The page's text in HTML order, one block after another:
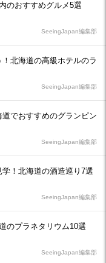
のおすすめグルメ5選
SeeingJapan編集部
北海道の高級ホテルのラ
SeeingJapan編集部
でおすすめのグランピン
SeeingJapan編集部
！北海道の酒造巡り7選
SeeingJapan編集部
のプラネタリウム10選
SeeingJapan編集部